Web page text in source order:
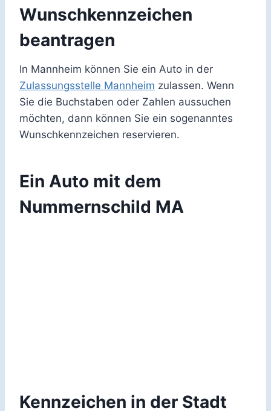
Wunschkennzeichen
beantragen
In Mannheim können Sie ein Auto in der
Zulassungsstelle Mannheim zulassen. Wenn
Sie die Buchstaben oder Zahlen aussuchen
möchten, dann können Sie ein sogenanntes
Wunschkennzeichen reservieren.
Ein Auto mit dem
Nummernschild MA
Kennzeichen in der Stadt